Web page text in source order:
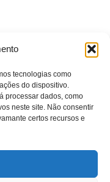
tecnologias como
do dispositivo.
processar dados, como
neste site. Não consentir
certos recursos e